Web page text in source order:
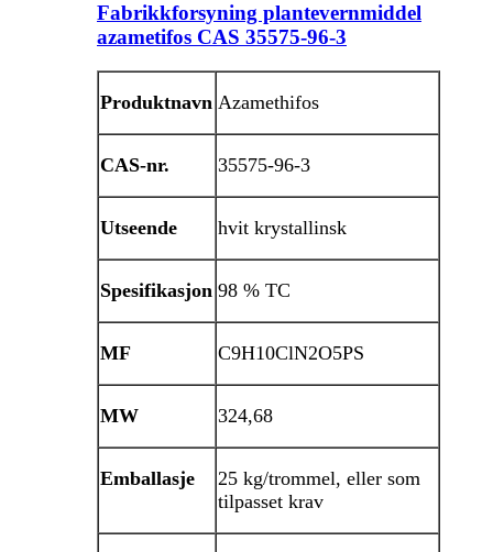
Fabrikkforsyning plantevernmiddel
azametifos CAS 35575-96-3
Produktnavn Azamethifos
CAS-nr. 35575-96-3
Utseende hvit krystallinsk
Spesifikasjon 98 % TC
MF C9H10ClN2O5PS
MW 324,68
Emballasje
25 kg/trommel, eller som
tilpasset krav